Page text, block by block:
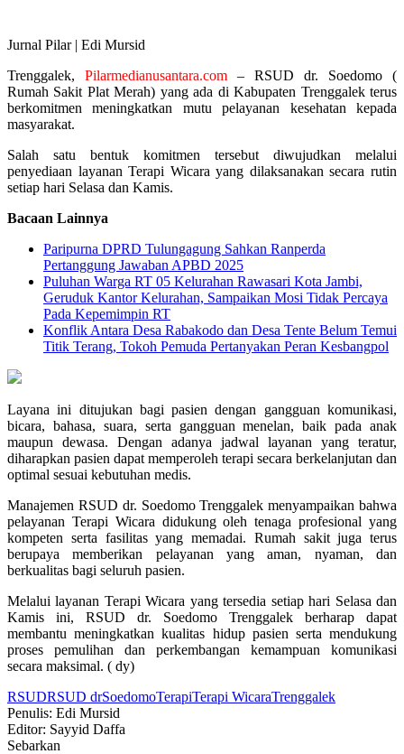
Jurnal Pilar | Edi Mursid
Trenggalek, Pilarmedianusantara.com – RSUD dr. Soedomo (
Rumah Sakit Plat Merah) yang ada di Kabupaten Trenggalek terus
berkomitmen meningkatkan mutu pelayanan kesehatan kepada
masyarakat.
Salah satu bentuk komitmen tersebut diwujudkan melalui
penyediaan layanan Terapi Wicara yang dilaksanakan secara rutin
setiap hari Selasa dan Kamis.
Bacaan Lainnya
Paripurna DPRD Tulungagung Sahkan Ranperda
Pertanggung Jawaban APBD 2025
Puluhan Warga RT 05 Kelurahan Rawasari Kota Jambi,
Geruduk Kantor Kelurahan, Sampaikan Mosi Tidak Percaya
Pada Kepemimpin RT
Konflik Antara Desa Rabakodo dan Desa Tente Belum Temui
Titik Terang, Tokoh Pemuda Pertanyakan Peran Kesbangpol
Layana ini ditujukan bagi pasien dengan gangguan komunikasi,
bicara, bahasa, suara, serta gangguan menelan, baik pada anak
maupun dewasa. Dengan adanya jadwal layanan yang teratur,
diharapkan pasien dapat memperoleh terapi secara berkelanjutan dan
optimal sesuai kebutuhan medis.
Manajemen RSUD dr. Soedomo Trenggalek menyampaikan bahwa
pelayanan Terapi Wicara didukung oleh tenaga profesional yang
kompeten serta fasilitas yang memadai. Rumah sakit juga terus
berupaya memberikan pelayanan yang aman, nyaman, dan
berkualitas bagi seluruh pasien.
Melalui layanan Terapi Wicara yang tersedia setiap hari Selasa dan
Kamis ini, RSUD dr. Soedomo Trenggalek berharap dapat
membantu meningkatkan kualitas hidup pasien serta mendukung
proses pemulihan dan perkembangan kemampuan komunikasi
secara maksimal. ( dy)
RSUDRSUD drSoedomoTerapiTerapi WicaraTrenggalek
Penulis: Edi Mursid
Editor: Sayyid Daffa
Sebarkan